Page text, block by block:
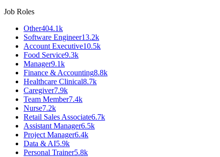
Job Roles
Other404.1k
Software Engineer13.2k
Account Executive10.5k
Food Service9.3k
Manager9.1k
Finance & Accounting8.8k
Healthcare Clinical8.7k
Caregiver7.9k
Team Member7.4k
Nurse7.2k
Retail Sales Associate6.7k
Assistant Manager6.5k
Project Manager6.4k
Data & AI5.9k
Personal Trainer5.8k